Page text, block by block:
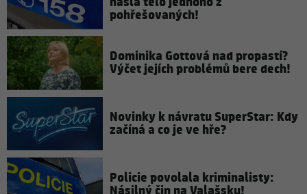
pohřešovaných!
Dominika Gottová nad propastí?
Výčet jejích problémů bere dech!
Novinky k návratu SuperStar: Kdy
začíná a co je ve hře?
Policie povolala kriminalisty: